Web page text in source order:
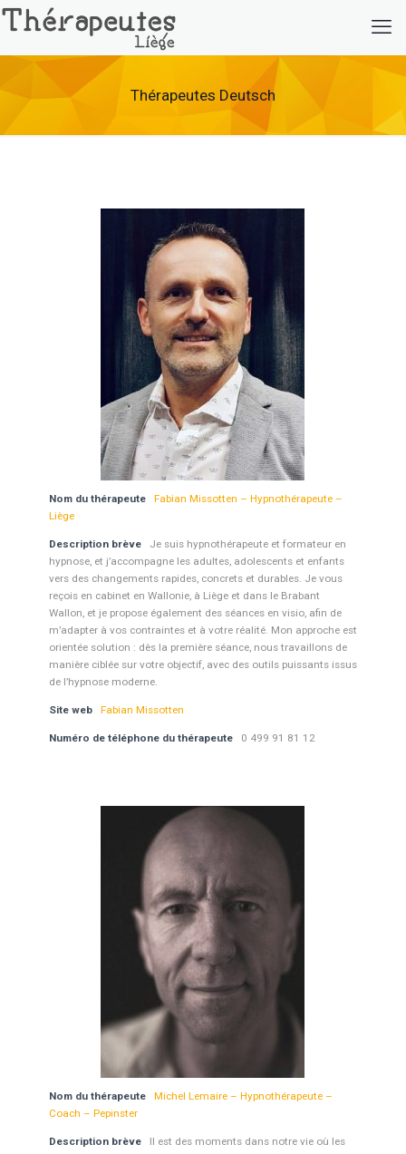
Thérapeutes Deutsch
Nom du thérapeute
Fabian Missotten – Hypnothérapeute –
Liège
Description brève
Je suis hypnothérapeute et formateur en
hypnose, et j’accompagne les adultes, adolescents et enfants
vers des changements rapides, concrets et durables. Je vous
reçois en cabinet en Wallonie, à Liège et dans le Brabant
Wallon, et je propose également des séances en visio, afin de
m’adapter à vos contraintes et à votre réalité. Mon approche est
orientée solution : dès la première séance, nous travaillons de
manière ciblée sur votre objectif, avec des outils puissants issus
de l’hypnose moderne.
Site web Fabian Missotten
Numéro de téléphone du thérapeute 0 499 91 81 12
Nom du thérapeute
Michel Lemaire – Hypnothérapeute –
Coach – Pepinster
Description brève
Il est des moments dans notre vie où les